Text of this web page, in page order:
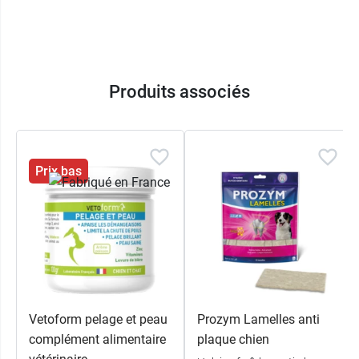
Produits associés
Prix bas
Vetoform pelage et peau
complément alimentaire
Prozym Lamelles anti
plaque chien